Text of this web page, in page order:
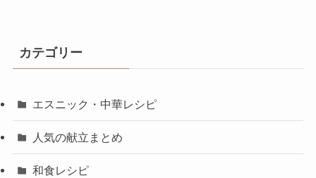
カテゴリー
エスニック・中華レシピ
人気の献立まとめ
和食レシピ